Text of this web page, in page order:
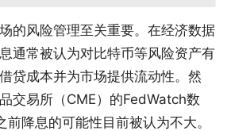
的风险管理至关重要。在经济数据
通常被认为对比特币等风险资产有
贷成本并为市场提供流动性。然
交易所（CME）的FedWatch数
降息的可能性目前被认为不大。